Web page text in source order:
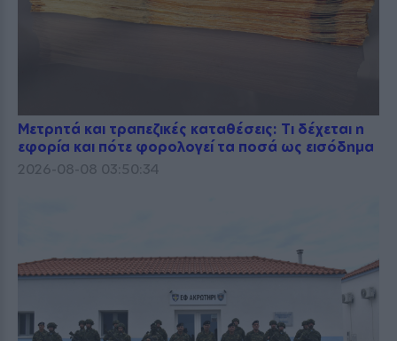
Μετρητά και τραπεζικές καταθέσεις: Τι δέχεται η
εφορία και πότε φορολογεί τα ποσά ως εισόδημα
2026-08-08 03:50:34